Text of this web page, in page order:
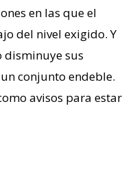
en las que el
del nivel exigido. Y
disminuye sus
conjunto endeble.
avisos para estar